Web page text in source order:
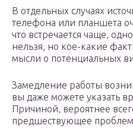
В отдельных случаях
телефона или планшета
что встречается чаще,
нельзя, но кое-какие
мысли о потенциальных
Замедление работы
вы даже можете указать
Причиной, вероятнее
предшествующее